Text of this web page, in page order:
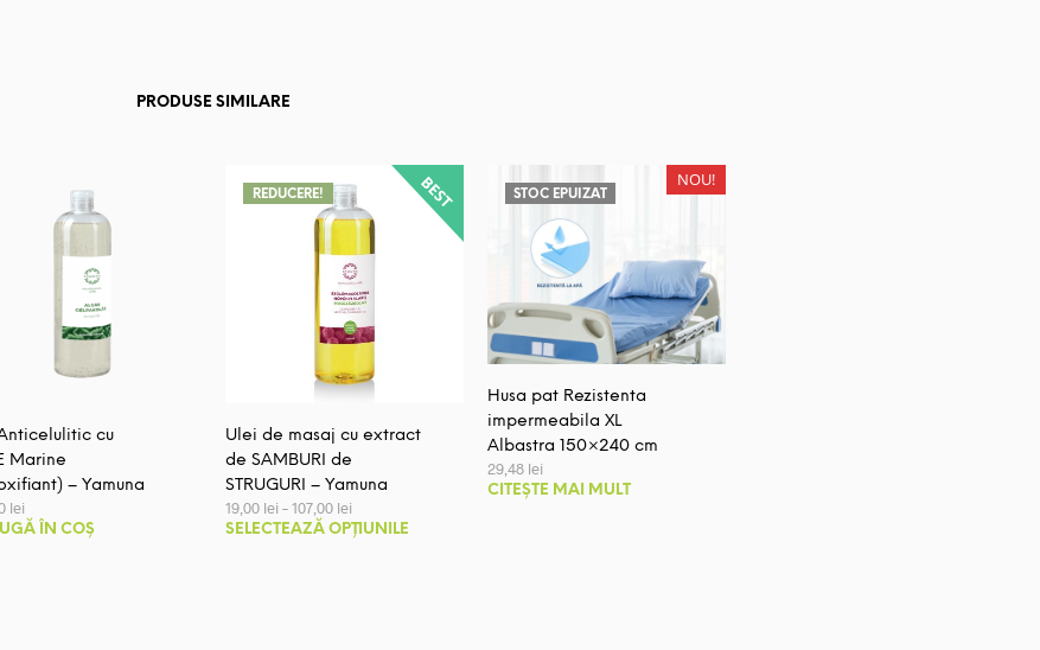
PRODUSE SIMILARE
cu
Marine
– Yamuna
lei
ÎN COȘ
REDUCERE!
Ulei de masaj cu extract
de SAMBURI de
STRUGURI – Yamuna
19,00 lei –107,00 lei
de
prețuri:
SELECTEAZĂ OPȚIUNILE
NOU!
STOC EPUIZAT
Husa pat Rezistenta
impermeabila XL
Albastra 150×240 cm
29,48 lei
CITEȘTE MAI MULT